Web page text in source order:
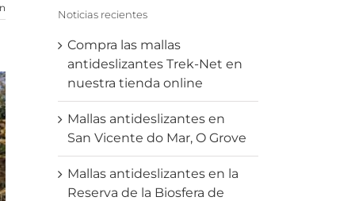
Noticias recientes
Compra las mallas
antideslizantes Trek-Net en
nuestra tienda online
Mallas antideslizantes en
San Vicente do Mar, O Grove
Mallas antideslizantes en la
Reserva de la Biosfera de